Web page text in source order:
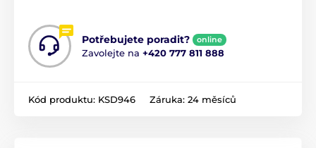
Potřebujete poradit? online
Zavolejte na +420 777 811 888
Kód produktu: KSD946 Záruka: 24 měsíců